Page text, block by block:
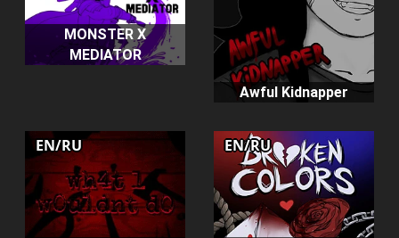
MONSTER X
MEDIATOR
Awful Kidnapper
EN/RU EN/RU